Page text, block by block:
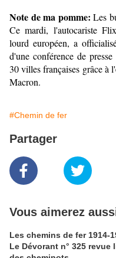
Note de ma pomme: Les
Ce mardi, l'autocariste
lourd européen, a
d'une conférence de
30 villes françaises grâce à
Macron.
#Chemin de fer
Partager
Vous aimerez
Les chemins de fer 1914-
Le Dévorant n° 325 revue